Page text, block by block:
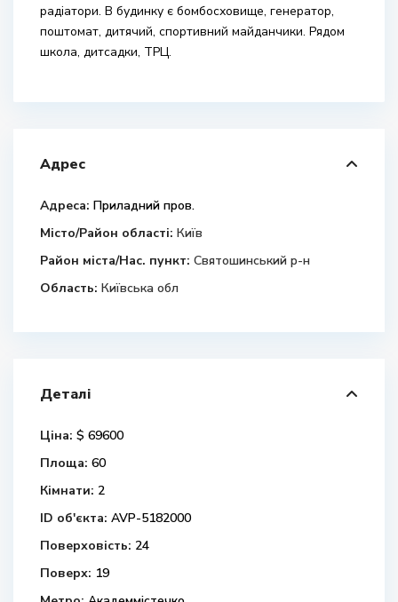
радіатори. В будинку є бомбосховище, генератор,
поштомат, дитячий, спортивний майданчики. Рядом
школа, дитсадки, ТРЦ.
Адрес
Адреса: Приладний пров.
Місто/Район області: Київ
Район міста/Нас. пункт: Святошинський р-н
Область: Київська обл
Деталі
Ціна: $ 69600
Площа: 60
Кімнати: 2
ID об'єкта: AVP-5182000
Поверховість: 24
Поверх: 19